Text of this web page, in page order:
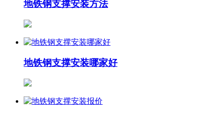
地铁钢支撑安装方法
地铁钢支撑安装哪家好